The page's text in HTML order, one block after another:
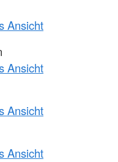
Ansicht
Ansicht
Ansicht
Ansicht